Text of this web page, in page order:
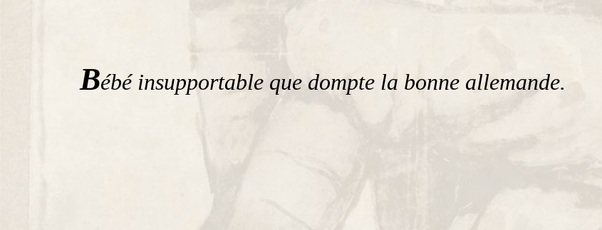
Bébé insupportable que dompte la bonne allemande.